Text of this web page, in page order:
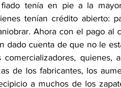
tenía en pie a la
tenían crédito abierto:
Ahora con el pago al
dado cuenta de que no le
comercializadores,
de los fabricantes, los
a muchos de los